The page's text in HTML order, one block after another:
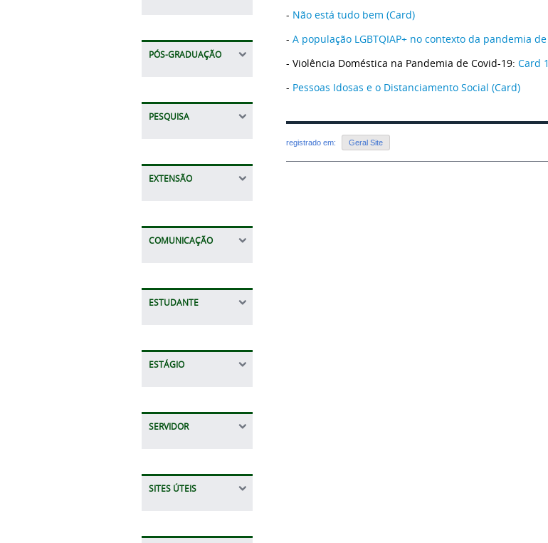
PÓS-GRADUAÇÃO
PESQUISA
EXTENSÃO
COMUNICAÇÃO
ESTUDANTE
ESTÁGIO
SERVIDOR
SITES ÚTEIS
- Não está tudo bem (Card)
- A população LGBTQIAP+ no contexto da pandemia
- Violência Doméstica na Pandemia de Covid-19: Card 1
- Pessoas Idosas e o Distanciamento Social (Card)
registrado em: Geral Site